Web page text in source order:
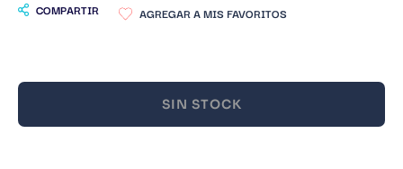
COMPARTIR
SIN STOCK